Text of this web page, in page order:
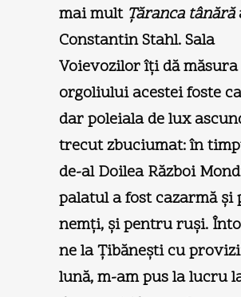
mai mult Ţăranca tânără
Constantin Stahl. Sala
Voievozilor îţi dă măsura
orgoliului acestei foste
dar poleiala de lux
trecut zbuciumat: în
de-al Doilea Război
palatul a fost cazarmă şi
nemţi, şi pentru ruşi.
ne la Ţibăneşti cu
lună, m-am pus la lucru